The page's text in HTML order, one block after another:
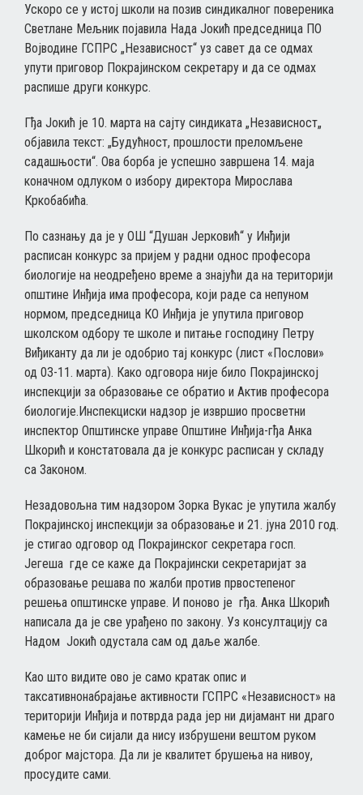
Ускоро се у истој школи на позив синдикалног повереника
Светлане Мељник појавила Нада Јокић председница ПО
Војводине ГСПРС „Независност“ уз савет да се одмах
упути приговор Покрајинском секретару и да се одмах
распише други конкурс.
Гђа Јокић је 10. марта на сајту синдиката „Независност„
објавила текст: „Будућност, прошлости преломљене
садашњости“. Ова борба је успешно завршена 14. маја
коначном одлуком о избору директора Мирослава
Кркобабића.
По сазнању да је у ОШ “Душан Јерковић“ у Инђији
расписан конкурс за пријем у радни однос професора
биологије на неодређено време а знајући да на територији
општине Инђија има професора, који раде са непуном
нормом, председница КО Инђија је упутила приговор
школском одбору те школе и питање господину Петру
Виђиканту да ли је одобрио тај конкурс (лист «Послови»
од 03-11. марта). Како одговора није било Покрајинској
инспекцији за образовање се обратио и Актив професора
биологије.Инспекциски надзор је извршио просветни
инспектор Општинске управе Општине Инђија-гђа Анка
Шкорић и констатовала да је конкурс расписан у складу
са Законом.
Незадовољна тим надзором Зорка Вукас је упутила жалбу
Покрајинској инспекцији за образовање и 21. јуна 2010 год.
је стигао одговор од Покрајинског секретара госп.
Јегеша где се каже да Покрајински секретаријат за
образовање решава по жалби против првостепеног
решења општинске управе. И поново је гђа. Анка Шкорић
написала да је све урађено по закону. Уз консултацију са
Надом Јокић одустала сам од даље жалбе.
Као што видите ово је само кратак опис и
таксативнонабрајање активности ГСПРС «Независност» на
територији Инђија и потврда рада јер ни дијамант ни драго
камење не би сијали да нису избрушени вештом руком
доброг мајстора. Да ли је квалитет брушења на нивоу,
просудите сами.